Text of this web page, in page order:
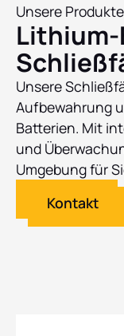
Unsere Produkte
Unsere
Aufbewahrung
Batterien. Mit
und
Umgebung für
Kontakt